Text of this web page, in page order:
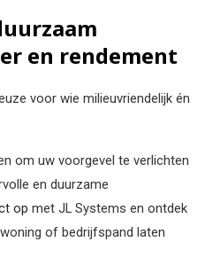
en rendement
voor wie milieuvriendelijk én
om uw voorgevel te verlichten
en duurzame
op met JL Systems en ontdek
of bedrijfspand laten